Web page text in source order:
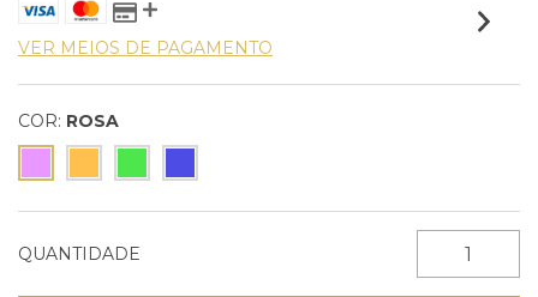
VER MEIOS DE PAGAMENTO
COR: ROSA
QUANTIDADE